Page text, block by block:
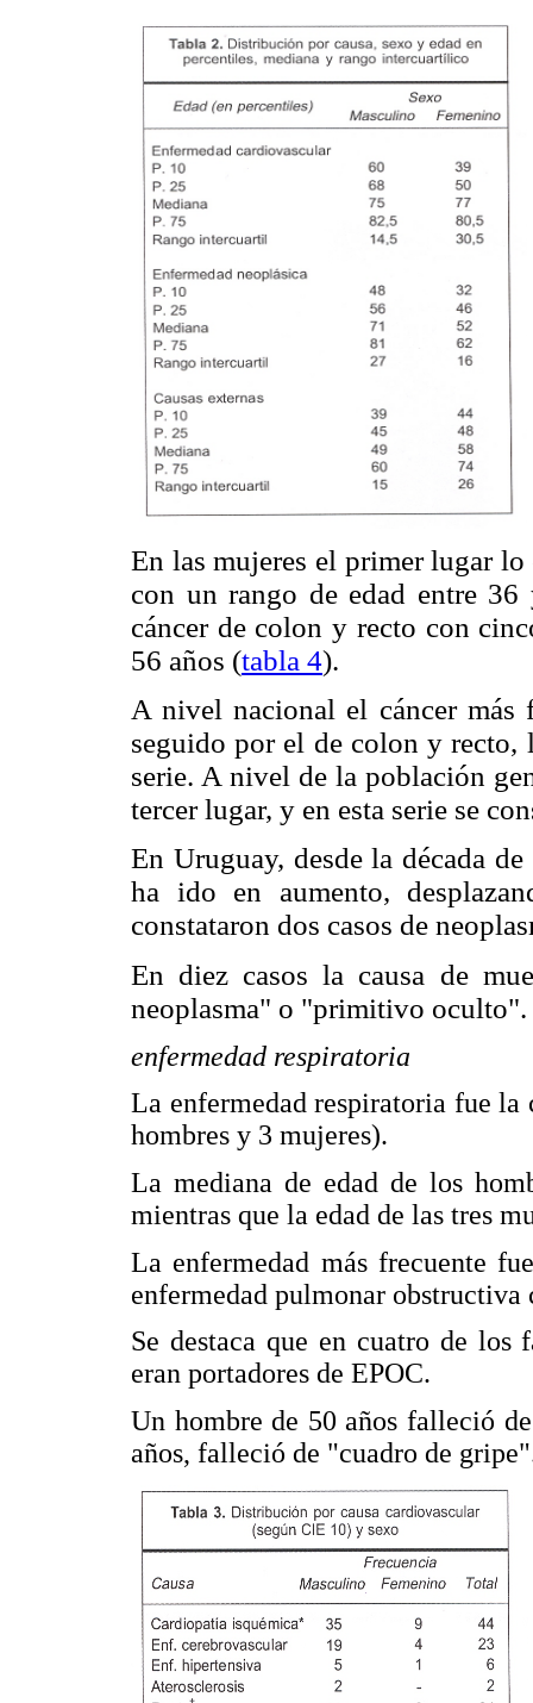
En las mujeres el primer lugar lo
con un rango de edad entre
cáncer de colon y recto con
56 años (tabla 4).
A nivel nacional el cáncer más
seguido por el de colon y
serie. A nivel de la población
tercer lugar, y en esta serie se
En Uruguay, desde la década
ha ido en aumento,
constataron dos casos de
En diez casos la causa de
neoplasma" o "primitivo oculto".
enfermedad respiratoria
La enfermedad respiratoria fue la
hombres y 3 mujeres).
La mediana de edad de los
mientras que la edad de las tres
La enfermedad más frecuente
enfermedad pulmonar obstructiva
Se destaca que en cuatro de los
eran portadores de EPOC.
Un hombre de 50 años falleció
años, falleció de "cuadro de